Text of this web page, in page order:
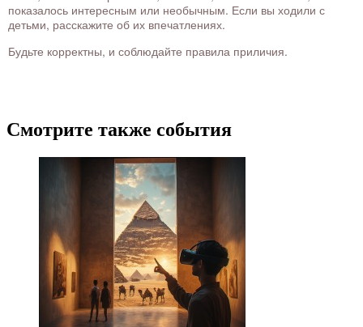
показалось интересным или необычным. Если вы ходили с
детьми, расскажите об их впечатлениях.
Будьте корректны, и соблюдайте правила приличия.
Смотрите также события